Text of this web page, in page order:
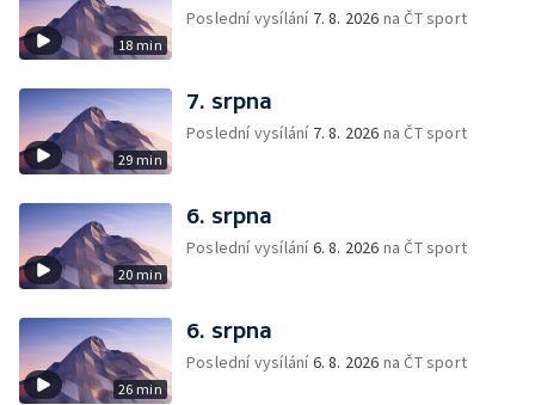
18 min
Poslední vysílání 7. 8. 2026 na ČT sport
29 min
7. srpna
Poslední vysílání 7. 8. 2026 na ČT sport
20 min
6. srpna
Poslední vysílání6. 8. 2026 na ČT sport
26 min
6. srpna
Poslední vysílání6. 8. 2026 na ČT sport